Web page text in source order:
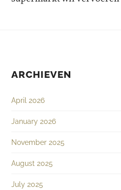
ARCHIEVEN
April 2026
January 2026
November 2025
August 2025
July 2025